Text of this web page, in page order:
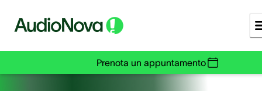
Prenota un appuntamento